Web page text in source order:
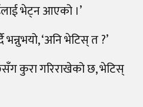
भेट्न आएको ।’
भन्नुभयो, ‘अनि भेटिस् त ?’
कुरा गरिराखेको छ, भेटिस्